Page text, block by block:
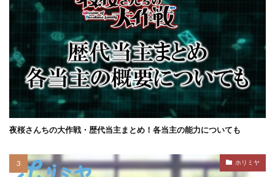
夜桜さんちの大作戦・歴代当主まとめ！各当主の能力についても
ホリミヤ